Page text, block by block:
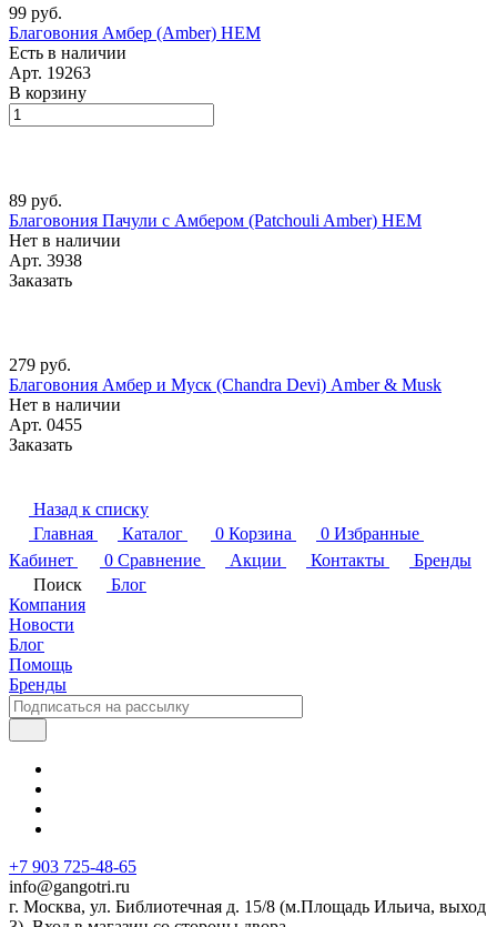
99 руб.
Благовония Амбер (Amber) HEM
Есть в наличии
Арт. 19263
В корзину
89 руб.
Благовония Пачули с Амбером (Patchouli Amber) HEM
Нет в наличии
Арт. 3938
Заказать
279 руб.
Благовония Амбер и Муск (Chandra Devi) Amber & Musk
Нет в наличии
Арт. 0455
Заказать
Назад к списку
Главная
Каталог 0 Корзина 0 Избранные
Кабинет
0 Сравнение Акции Контакты
Бренды
Поиск
Блог
Компания
Новости
Блог
Помощь
Бренды
+7 903 725-48-65
info@gangotri.ru
г. Москва, ул. Библиотечная д. 15/8 (м.Площадь Ильича, выход